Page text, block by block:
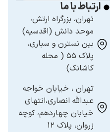
ارتباط با ما
تهران، بزرگراه ارتش،
موحد دانش (اقدسیه)
بین نسترن و سباری،
پلاک ۵۵ ( محله
کاشانک)
تهران ، خیابان خواجه
عبدالله انصاری،انتهای
خیابان چهاردهم، کوچه
زروان، پلاک ۱۲
همیارسیستم